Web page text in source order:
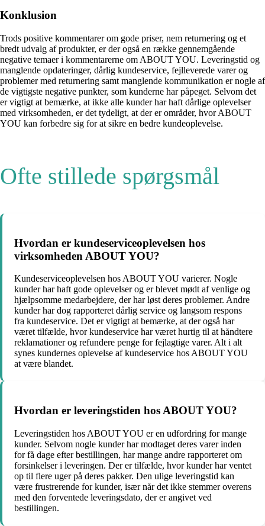
Konklusion
Trods positive kommentarer om gode priser, nem returnering og et
bredt udvalg af produkter, er der også en række gennemgående
negative temaer i kommentarerne om ABOUT YOU. Leveringstid og
manglende opdateringer, dårlig kundeservice, fejlleverede varer og
problemer med returnering samt manglende kommunikation er nogle af
de vigtigste negative punkter, som kunderne har påpeget. Selvom det
er vigtigt at bemærke, at ikke alle kunder har haft dårlige oplevelser
med virksomheden, er det tydeligt, at der er områder, hvor ABOUT
YOU kan forbedre sig for at sikre en bedre kundeoplevelse.
Ofte stillede spørgsmål
Hvordan er kundeserviceoplevelsen hos
virksomheden ABOUT YOU?
Kundeserviceoplevelsen hos ABOUT YOU varierer. Nogle
kunder har haft gode oplevelser og er blevet mødt af venlige og
hjælpsomme medarbejdere, der har løst deres problemer. Andre
kunder har dog rapporteret dårlig service og langsom respons
fra kundeservice. Det er vigtigt at bemærke, at der også har
været tilfælde, hvor kundeservice har været hurtig til at håndtere
reklamationer og refundere penge for fejlagtige varer. Alt i alt
synes kundernes oplevelse af kundeservice hos ABOUT YOU
at være blandet.
Hvordan er leveringstiden hos ABOUT YOU?
Leveringstiden hos ABOUT YOU er en udfordring for mange
kunder. Selvom nogle kunder har modtaget deres varer inden
for få dage efter bestillingen, har mange andre rapporteret om
forsinkelser i leveringen. Der er tilfælde, hvor kunder har ventet
op til flere uger på deres pakker. Den ulige leveringstid kan
være frustrerende for kunder, især når det ikke stemmer overens
med den forventede leveringsdato, der er angivet ved
bestillingen.